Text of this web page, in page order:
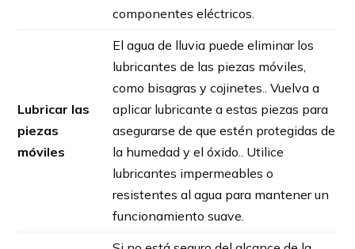
componentes eléctricos.
Lubricar las
piezas
móviles
El agua de lluvia puede eliminar los
lubricantes de las piezas móviles,
como bisagras y cojinetes.. Vuelva a
aplicar lubricante a estas piezas para
asegurarse de que estén protegidas de
la humedad y el óxido.. Utilice
lubricantes impermeables o
resistentes al agua para mantener un
funcionamiento suave.